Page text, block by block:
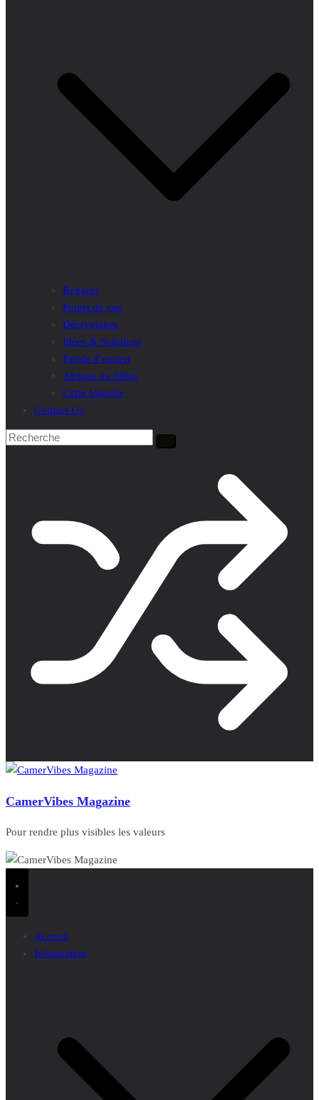
Regards
Points de vue
Décryptages
Idées & Solutions
Parole d’expert
Afrique en débat
Carte blanche
Contact Us
CamerVibes Magazine
Pour rendre plus visibles les valeurs
Accueil
Information